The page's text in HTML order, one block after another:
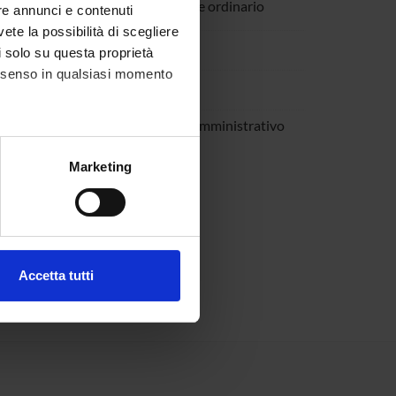
annunci e contenuti
la possibilità di scegliere
su questa proprietà
in qualsiasi momento
metro,Marketing
Accetta tutti
Professore ordinario
Tecnico-Amministrativo